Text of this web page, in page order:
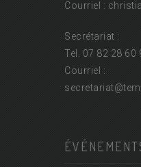
Courriel :
Secrétariat :
Tel. 07 82 28 60
Courriel :
secretariat@